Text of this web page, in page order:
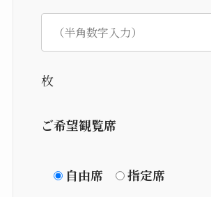
枚
ご希望観覧席
自由席 指定席